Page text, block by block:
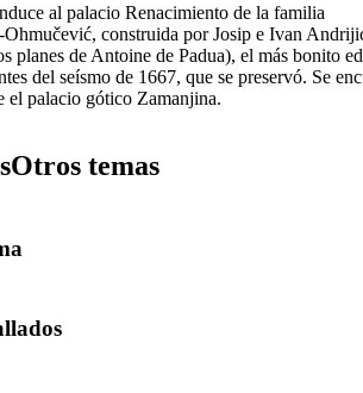
al palacio Renacimiento de la familia
construida por Josip e Ivan
planes de Antoine de Padua), el más bonito
del seísmo de 1667, que se preservó. Se
el palacio gótico Zamanjina.
Otros temas